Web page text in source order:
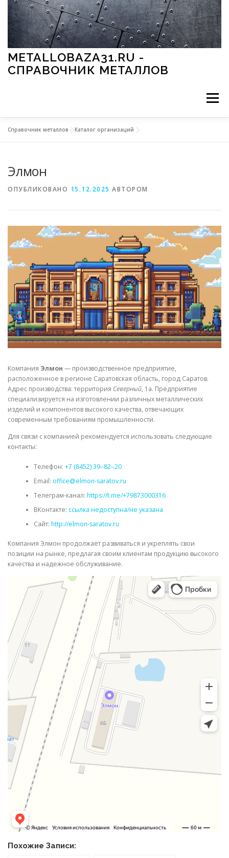
Перейти к содержимому
METALLOBAZA31.RU -
СПРАВОЧНИК МЕТАЛЛОВ
Меню
МЕТАЛЛЫ И ОКРУЖАЮЩАЯ СРЕДА
СОРТА МЕТАЛЛОВ
СТАТЬИ
Справочник металлов »Каталог организаций
Элмон
ОПУБЛИКОВАНО 15.12.2025 АВТОРОМ
Компания Элмон — производственное предприятие,
расположенное в регионе Саратовская область, город Саратов.
Адрес производства: территория Северный, 1а. Предприятие
специализируется на изготовлении различных металлических
изделий и компонентов высокого качества, отвечающих
современным требованиям промышленности.
Для связи с компанией рекомендуется использовать следующие
контакты:
Телефон: +7 (8452) 39‒82‒20
Email: office@elmon-saratov.ru
Телеграм-канал: https://t.me/+79873000316
ВКонтакте: ссылка недоступна/не указана
Сайт: http://elmon-saratov.ru
Компания Элмон продолжает развиваться и укреплять свои
позиции на рынке, предлагая своим клиентам продукцию высокого
качества и надежное обслуживание.
Похожие Записи: